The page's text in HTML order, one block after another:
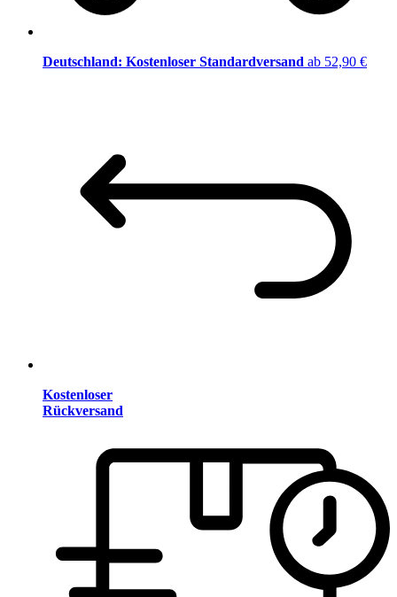
Deutschland: Kostenloser Standardversand ab 52,90 €
Kostenloser
Rückversand